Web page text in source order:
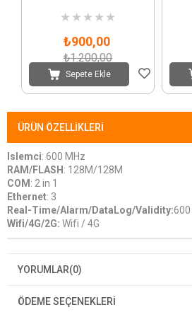
★ ★ ★ ★ ★
₺900,00
₺1.200,00
Sepete Ekle
ÜRÜN ÖZELLIKLERI
Islemci: 600 MHz
RAM/FLASH : 128M/128M
COM : 2 in 1
Ethernet: 3
Real-Time/Alarm/DataLog/Validity:
Wifi/4G/2G: Wifi / 4G
YORUMLAR(0)
ÖDEME SEÇENEKLERI